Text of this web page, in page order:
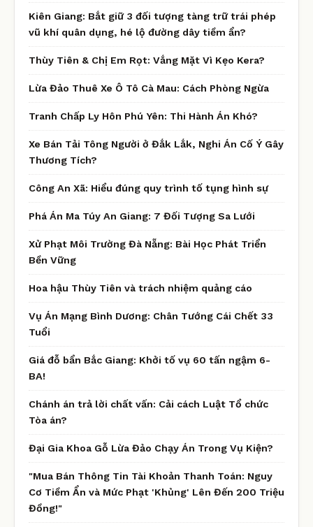
Kiên Giang: Bắt giữ 3 đối tượng tàng trữ trái phép
vũ khí quân dụng, hé lộ đường dây tiềm ẩn?
Thùy Tiên & Chị Em Rọt: Vắng Mặt Vì Kẹo Kera?
Lừa Đảo Thuê Xe Ô Tô Cà Mau: Cách Phòng Ngừa
Tranh Chấp Ly Hôn Phú Yên: Thi Hành Án Khó?
Xe Bán Tải Tông Người ở Đắk Lắk, Nghi Án Cố Ý Gây
Thương Tích?
Công An Xã: Hiểu đúng quy trình tố tụng hình sự
Phá Án Ma Túy An Giang: 7 Đối Tượng Sa Lưới
Xử Phạt Môi Trường Đà Nẵng: Bài Học Phát Triển
Bền Vững
Hoa hậu Thùy Tiên và trách nhiệm quảng cáo
Vụ Án Mạng Bình Dương: Chân Tướng Cái Chết 33
Tuổi
Giá đỗ bẩn Bắc Giang: Khởi tố vụ 60 tấn ngậm 6-
BA!
Chánh án trả lời chất vấn: Cải cách Luật Tổ chức
Tòa án?
Đại Gia Khoa Gỗ Lừa Đảo Chạy Án Trong Vụ Kiện?
"Mua Bán Thông Tin Tài Khoản Thanh Toán: Nguy
Cơ Tiềm Ẩn và Mức Phạt 'Khủng' Lên Đến 200 Triệu
Đồng!"